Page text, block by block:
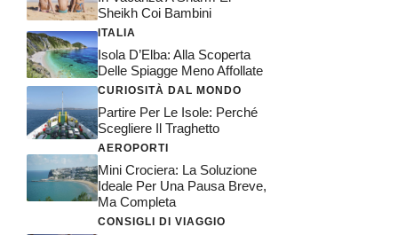
Sheikh Coi Bambini
ITALIA
Isola D’Elba: Alla Scoperta
Delle Spiagge Meno Affollate
CURIOSITÀ DAL MONDO
Partire Per Le Isole: Perché
Scegliere Il Traghetto
AEROPORTI
Mini Crociera: La Soluzione
Ideale Per Una Pausa Breve,
Ma Completa
CONSIGLI DI VIAGGIO